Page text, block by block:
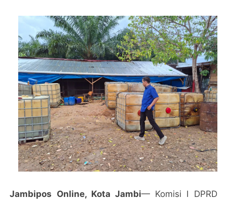
Jambipos Online, Kota Jambi— Komisi I DPRD